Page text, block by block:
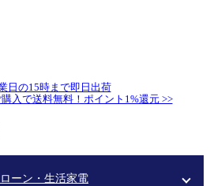
日の15時まで即日出荷
入で送料無料！ポイント1%還元 >>
ーン・生活家電